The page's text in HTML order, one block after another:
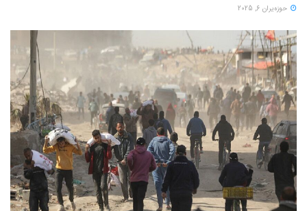
حوزه‌یران 6, 2025